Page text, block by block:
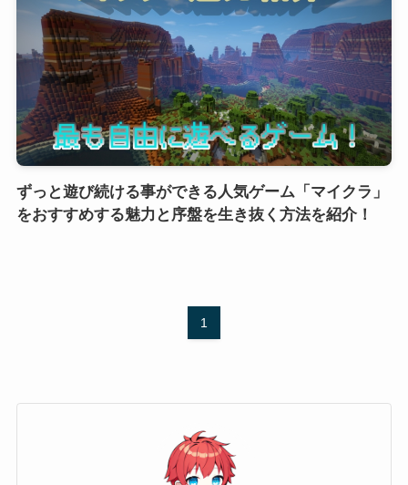
ずっと遊び続ける事ができる人気ゲーム「マイクラ」
をおすすめする魅力と序盤を生き抜く方法を紹介！
1